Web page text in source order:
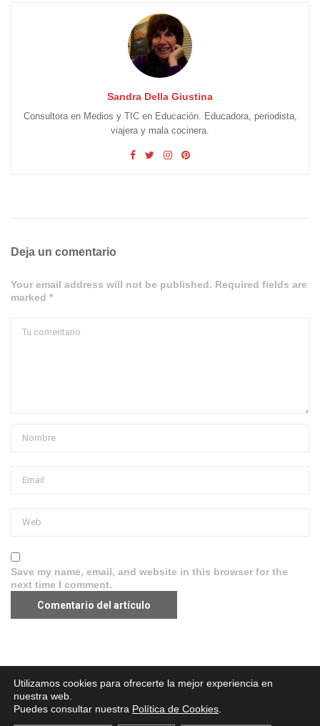
Sandra Della Giustina
Consultora en Medios y TIC en Educación. Educadora, periodista,
viajera y mala cocinera.
Deja un comentario
Your email address will not be published. Required fields are
marked *
Save my name, email, and website in this browser for the
next time I comment.
Aviso legal·Política de Privacidad·Política de Cookies
Utilizamos cookies para ofrecerte la mejor experiencia en
nuestra web.
Puedes consultar nuestra Política de Cookies